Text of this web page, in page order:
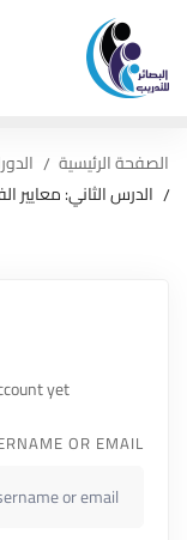
الصفحة الرئيسية
الدرس الثاني: معايير
yet?
OR EMAIL